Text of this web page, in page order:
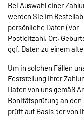
Bei Auswahl einer
werden Sie im
persönliche Daten
Postleitzahl, Ort,
ggf. Daten zu einem
Um in solchen Fällen
Feststellung Ihrer
Daten von uns gemäß
Bonitätsprüfung an
prüft auf Basis der von